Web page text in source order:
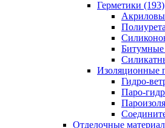
Герметики (193)
Битумные
Изоляционные
Гидро-
Паро-
Отделочные